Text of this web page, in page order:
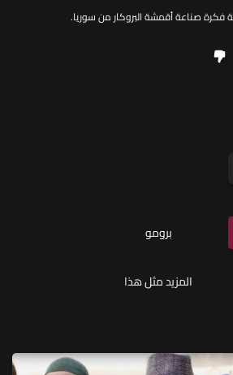
صناعة أقمشة البروكار من سوريا.
برومو
المزيد مثل هذا